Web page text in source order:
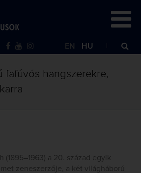
EN HU
fafúvós hangszerekre,
(1895–1963) a 20. század egyik
zeneszerzője, a két világháború